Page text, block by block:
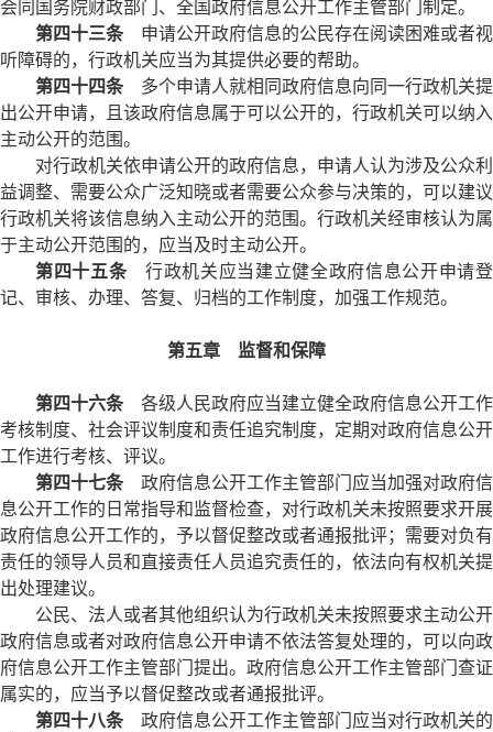
会同国务院财政部门、全国政府信息公开工作主管部门制定。
第四十三条申请公开政府信息的公民存在阅读困难或者视
听障碍的，行政机关应当为其提供必要的帮助。
第四十四条多个申请人就相同政府信息向同一行政机关提
出公开申请，且该政府信息属于可以公开的，行政机关可以纳入
主动公开的范围。
对行政机关依申请公开的政府信息，申请人认为涉及公众利
益调整、需要公众广泛知晓或者需要公众参与决策的，可以建议
行政机关将该信息纳入主动公开的范围。行政机关经审核认为属
于主动公开范围的，应当及时主动公开。
第四十五条行政机关应当建立健全政府信息公开申请登
记、审核、办理、答复、归档的工作制度，加强工作规范。
第五章 监督和保障
第四十六条各级人民政府应当建立健全政府信息公开工作
考核制度、社会评议制度和责任追究制度，定期对政府信息公开
工作进行考核、评议。
第四十七条政府信息公开工作主管部门应当加强对政府信
息公开工作的日常指导和监督检查，对行政机关未按照要求开展
政府信息公开工作的，予以督促整改或者通报批评；需要对负有
责任的领导人员和直接责任人员追究责任的，依法向有权机关提
出处理建议。
公民、法人或者其他组织认为行政机关未按照要求主动公开
政府信息或者对政府信息公开申请不依法答复处理的，可以向政
府信息公开工作主管部门提出。政府信息公开工作主管部门查证
属实的，应当予以督促整改或者通报批评。
第四十八条政府信息公开工作主管部门应当对行政机关的